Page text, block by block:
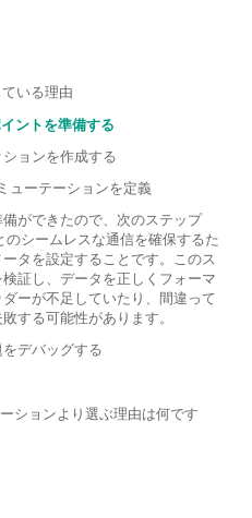
いる理由
ントを準備する
ョンを作成する
ューテーションを定義
ができたので、次のステップ
シームレスな通信を確保するた
タを設定することです。このス
証し、データを正しくフォーマ
ーが不足していたり、間違って
する可能性があります。
デバッグする
ションより選ぶ理由は何です